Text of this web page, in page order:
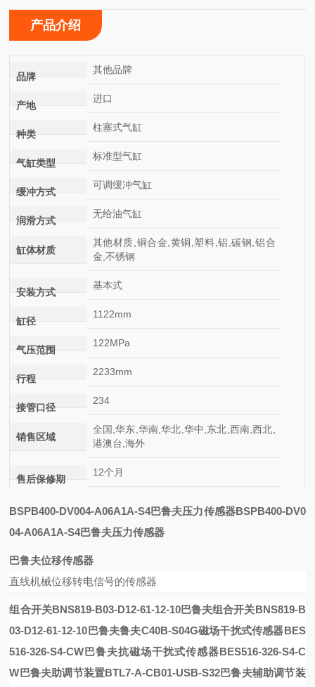
产品介绍
品牌
其他品牌
产地
进口
种类
柱塞式气缸
气缸类型
标准型气缸
缓冲方式
可调缓冲气缸
润滑方式
无给油气缸
缸体材质
其他材质,铜合金,黄铜,塑料,铝,碳钢,铝合
金,不锈钢
安装方式
基本式
缸径
1122mm
气压范围
122MPa
行程
2233mm
接管口径
234
销售区域
全国,华东,华南,华北,华中,东北,西南,西北,
港澳台,海外
售后保修期
12个月
BSPB400-DV004-A06A1A-S4巴鲁夫压力传感器BSPB400-DV0
04-A06A1A-S4巴鲁夫压力传感器
巴鲁夫位移传感器
直线机械位移转电信号的传感器
组合开关BNS819-B03-D12-61-12-10巴鲁夫组合开关BNS819-B
03-D12-61-12-10巴鲁夫鲁夫C40B-S04G磁场干扰式传感器BES
516-326-S4-CW巴鲁夫抗磁场干扰式传感器BES516-326-S4-C
W巴鲁夫助调节装置BTL7-A-CB01-USB-S32巴鲁夫辅助调节装